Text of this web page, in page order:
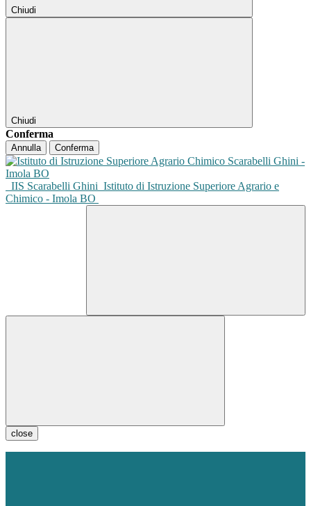
Chiudi
Chiudi
Conferma
Annulla Conferma
IIS Scarabelli Ghini Istituto di Istruzione Superiore Agrario e
Chimico - Imola BO
close